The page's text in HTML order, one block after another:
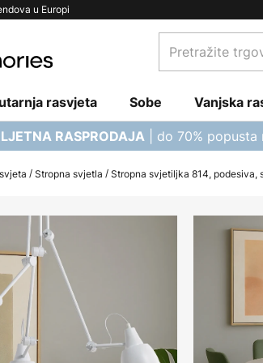
u Europi
Pretražite
trgovinu...
rasvjeta Sobe Vanjska
LJETNA RASPRODAJA | do 70%
Stropna svjetla Stropna svjetiljka 814, podesiva,